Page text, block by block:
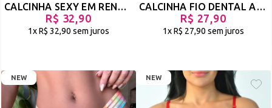
CALCINHA SEXY EM RENDA MODELO SÓ O FIO DENTAL - TUA - AMARELO - REF 3119
R$ 32,90
1xR$ 32,90 sem juros
CALCINHA FIO DENTAL ABERTA EM RENDA - RUA - AMARELO - REF 3117
R$ 27,90
1xR$ 27,90 sem juros
NEW NEW